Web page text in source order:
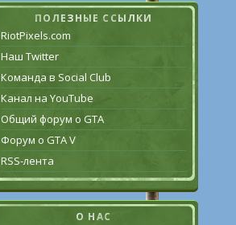
ПОЛЕЗНЫЕ ССЫЛКИ
RiotPixels.com
Наш Twitter
Команда в Social Club
Канал на YouTube
Общий форум о GTA
Форум о GTA V
RSS-лента
О НАС